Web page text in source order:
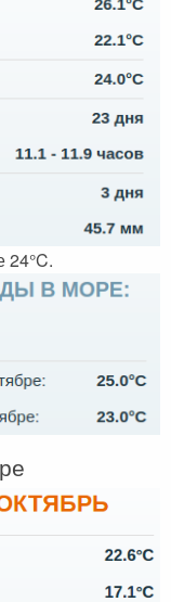
24°C.